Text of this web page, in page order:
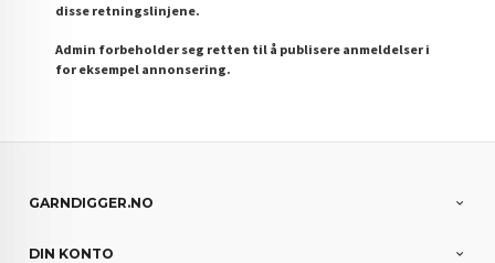
disse retningslinjene.
Admin forbeholder seg retten til å publisere anmeldelser i
for eksempel annonsering.
GARNDIGGER.NO
DIN KONTO